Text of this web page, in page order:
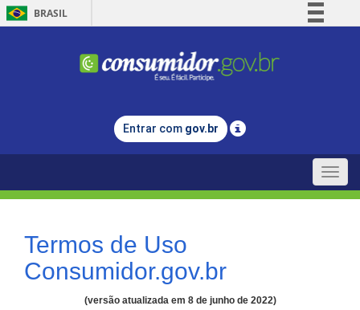
BRASIL
Comunica BR
Legislação
Entrar com gov.br
Toggle
Termos de Uso
Consumidor.gov.br
(versão atualizada em 8 de junho de 2022)